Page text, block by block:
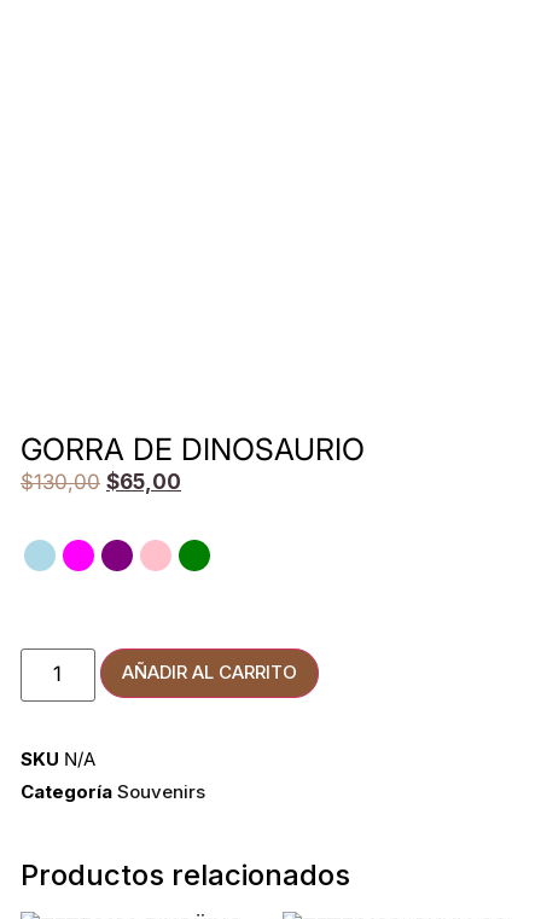
GORRA DE DINOSAURIO
$130,00 $65,00
AÑADIR AL CARRITO
SKU N/A
Categoría Souvenirs
Productos relacionados